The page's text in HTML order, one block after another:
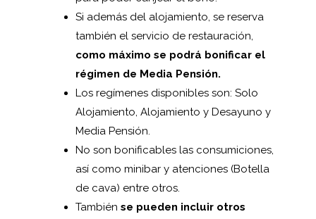
Si además del alojamiento, se reserva
también el servicio de restauración,
como máximo se podrá bonificar el
régimen de Media Pensión.
Los regímenes disponibles son: Solo
Alojamiento, Alojamiento y Desayuno y
Media Pensión.
No son bonificables las consumiciones,
así como minibar y atenciones (Botella
de cava) entre otros.
También se pueden incluir otros